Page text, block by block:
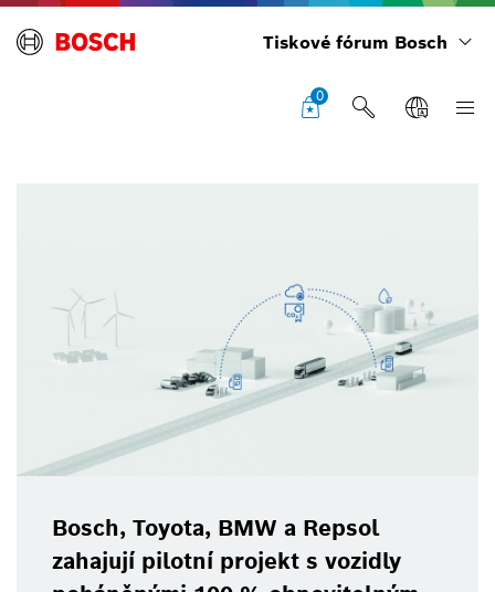
Tiskové fórum Bosch
0
Bosch, Toyota, BMW a Repsol
zahajují pilotní projekt s vozidly